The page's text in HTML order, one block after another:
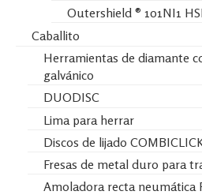
Outershield ® 101NI1
Caballito
Herramientas de diamante
galvánico
DUODISC
Lima para herrar
Discos de lijado
Fresas de metal duro para
Amoladora recta neumática